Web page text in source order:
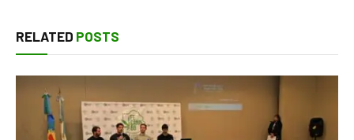
RELATED POSTS